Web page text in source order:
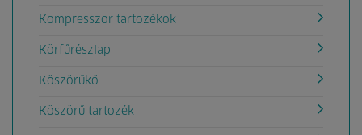
Kompresszor tartozékok
Körfűrészlap
Köszörűkő
Köszörű tartozék